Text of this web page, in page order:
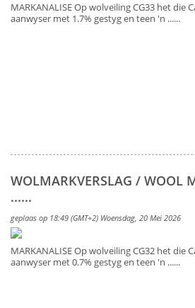
MARKANALISE Op wolveiling CG33 het die
aanwyser met 1.7% gestyg en teen 'n ......
WOLMARKVERSLAG / WOOL
......
geplaas op 18:49 (GMT+2) Woensdag, 20 Mei 2026
MARKANALISE Op wolveiling CG32 het die
aanwyser met 0.7% gestyg en teen 'n ......